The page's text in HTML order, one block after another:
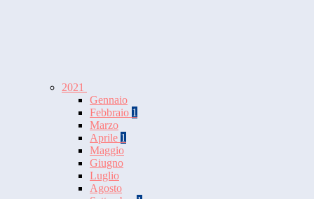
2021
Gennaio
Febbraio 1
Marzo
Aprile 1
Maggio
Giugno
Luglio
Agosto